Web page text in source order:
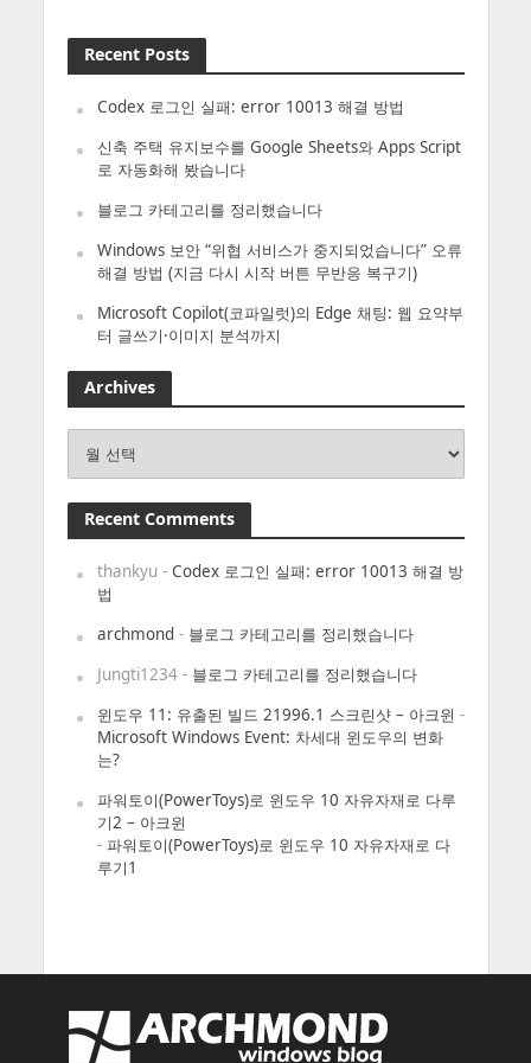
Recent Posts
Codex 로그인 실패: error 10013 해결 방법
신축 주택 유지보수를 Google Sheets와 Apps Script
로 자동화해 봤습니다
블로그 카테고리를 정리했습니다
Windows 보안 “위협 서비스가 중지되었습니다” 오류
해결 방법 (지금 다시 시작 버튼 무반응 복구기)
Microsoft Copilot(코파일럿)의 Edge 채팅: 웹 요약부
터 글쓰기·이미지 분석까지
Archives
Recent Comments
thankyu - Codex 로그인 실패: error 10013 해결 방
법
archmond- 블로그 카테고리를 정리했습니다
Jungti1234- 블로그 카테고리를 정리했습니다
윈도우 11: 유출된 빌드 21996.1 스크린샷 – 아크윈 -
Microsoft Windows Event: 차세대 윈도우의 변화
는?
파워토이(PowerToys)로 윈도우 10 자유자재로 다루
기2 – 아크윈
- 파워토이(PowerToys)로 윈도우 10 자유자재로 다
루기1